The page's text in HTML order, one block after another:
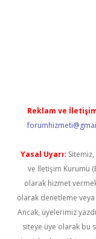
Reklam ve
Yasal Uyarı:
ve İletişim Kurumu
olarak hizmet
olarak denetleme
Ancak, üyelerimiz
siteye üye olarak bu